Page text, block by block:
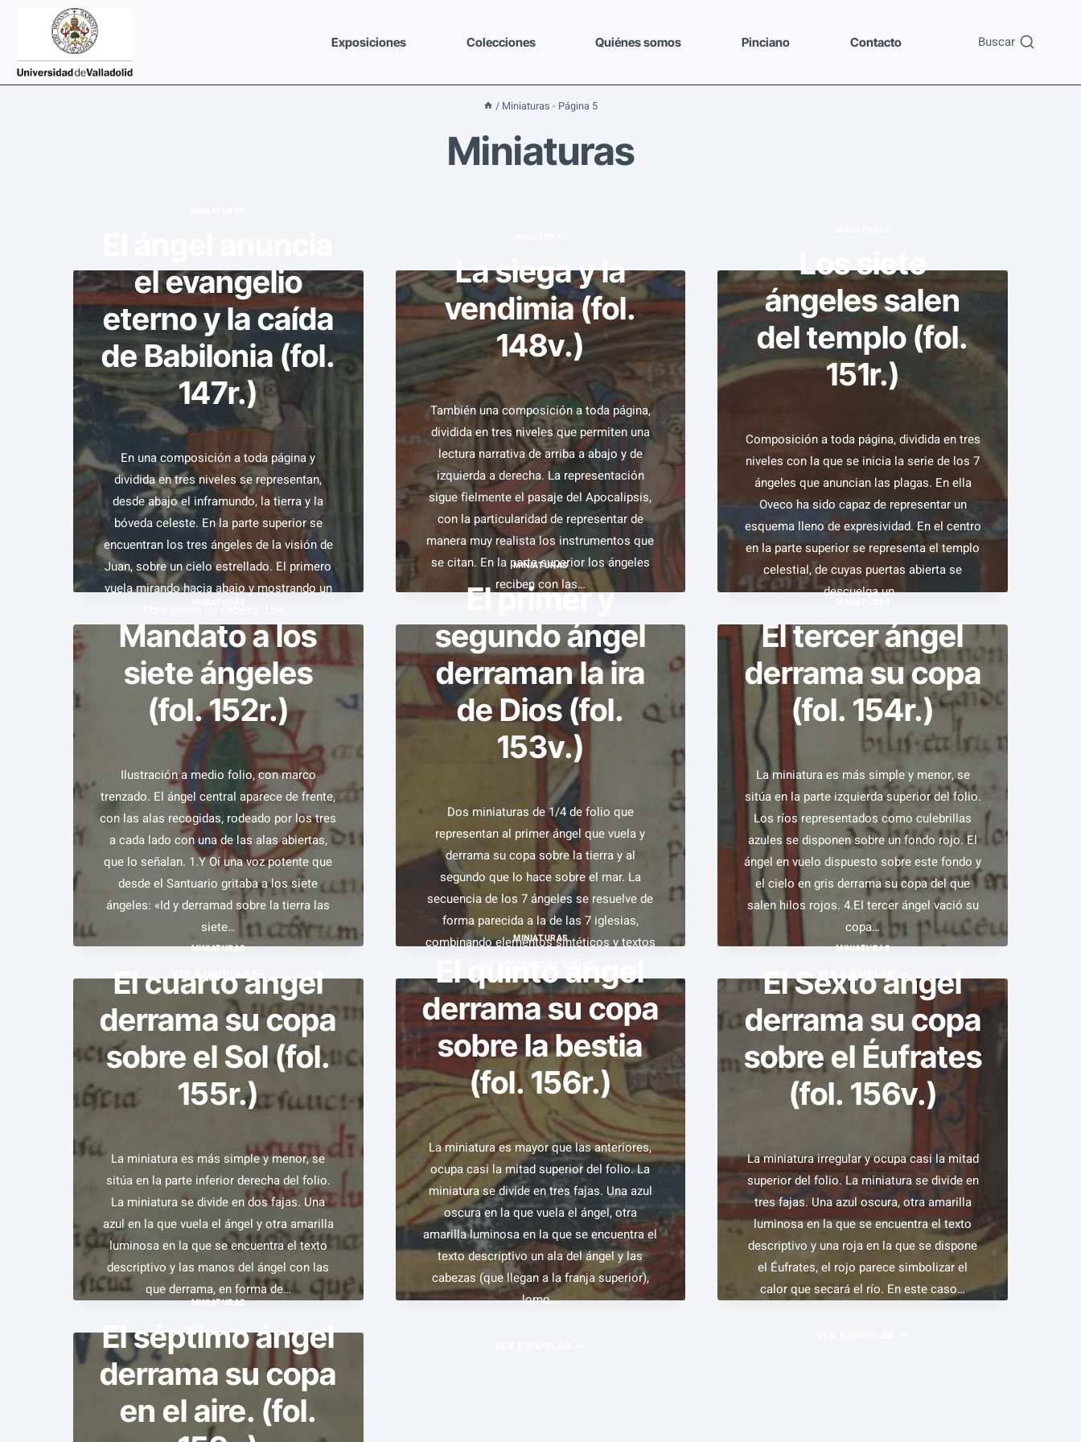
Exposiciones Colecciones Quiénes somos Pinciano Contacto Buscar
/ Miniaturas - Página 5
Miniaturas
el evangelio
eterno y la caída
de Babilonia (fol.
147r.)
En una composición a toda página y
dividida en tres niveles se representan,
desde abajo el inframundo, la tierra y la
bóveda celeste. En la parte superior se
encuentran los tres ángeles de la visión de
Juan, sobre un cielo estrellado. El primero
vuela mirando hacia abajo y mostrando un
VER EJEMPLAR
ÁNGEL
ANUNCIA
EL
EVANGELIO
ETERNO
Y
LA
CAÍDA
DE
BABILONIA
(FOL.
La siega y la
vendimia (fol.
148v.)
También una composición a toda página,
dividida en tres niveles que permiten una
lectura narrativa de arriba a abajo y de
izquierda a derecha. La representación
sigue fielmente el pasaje del Apocalipsis,
con la particularidad de representar de
manera muy realista los instrumentos que
se citan. En la parte superior los ángeles
reciben con las…
VER EJEMPLARLA
SIEGA
Y
LA
VENDIMIA
(FOL.
148V.)
Los siete
ángeles salen
del templo (fol.
151r.)
Composición a toda página, dividida en tres
niveles con la que se inicia la serie de los 7
ángeles que anuncian las plagas. En ella
Oveco ha sido capaz de representar un
esquema lleno de expresividad. En el centro
en la parte superior se representa el templo
celestial, de cuyas puertas abierta se
descuelga un…
VER EJEMPLARLOS
SIETE
ÁNGELES
SALEN
DEL
TEMPLO
(FOL.
151R.)
Mandato a los
siete ángeles
(fol. 152r.)
Ilustración a medio folio, con marco
trenzado. El ángel central aparece de frente,
con las alas recogidas, rodeado por los tres
a cada lado con una de las alas abiertas,
que lo señalan. 1.Y Oí una voz potente que
desde el Santuario gritaba a los siete
ángeles: «Id y derramad sobre la tierra las
siete…
A
LOS
ÁNGELES
(FOL.
152R.)
MINIATURAS
El primer y
segundo ángel
derraman la ira
de Dios (fol.
153v.)
Dos miniaturas de 1/4 de folio que
representan al primer ángel que vuela y
derrama su copa sobre la tierra y al
segundo que lo hace sobre el mar. La
secuencia de los 7 ángeles se resuelve de
forma parecida a la de las 7 iglesias,
combinando elementos sintéticos y textos
VER EJEMPLAR
PRIMER
Y
SEGUNDO
ÁNGEL
DERRAMAN
LA
IRA
DE
DIOS
153V.)
El tercer ángel
derrama su copa
(fol. 154r.)
La miniatura es más simple y menor, se
sitúa en la parte izquierda superior del folio.
Los ríos representados como culebrillas
azules se disponen sobre un fondo rojo. El
ángel en vuelo dispuesto sobre este fondo y
el cielo en gris derrama su copa del que
salen hilos rojos. 4.El tercer ángel vació su
copa…
TERCER
ÁNGEL
SU
COPA
(FOL.
MINIATURAS
El cuarto ángel
derrama su copa
sobre el Sol (fol.
155r.)
La miniatura es más simple y menor, se
sitúa en la parte inferior derecha del folio.
La miniatura se divide en dos fajas. Una
azul en la que vuela el ángel y otra amarilla
luminosa en la que se encuentra el texto
descriptivo y las manos del ángel con las
que derrama, en forma de…
VER EJEMPLAREL
ÁNGEL
DERRAMA
SU
MINIATURAS
El quinto ángel
derrama su copa
sobre la bestia
(fol. 156r.)
La miniatura es mayor que las anteriores,
ocupa casi la mitad superior del folio. La
miniatura se divide en tres fajas. Una azul
oscura en la que vuela el ángel, otra
amarilla luminosa en la que se encuentra el
texto descriptivo un ala del ángel y las
cabezas (que llegan a la franja superior),
lomo…
MINIATURAS
El Sexto ángel
derrama su copa
sobre el Éufrates
(fol. 156v.)
La miniatura irregular y ocupa casi la mitad
superior del folio. La miniatura se divide en
tres fajas. Una azul oscura, otra amarilla
luminosa en la que se encuentra el texto
descriptivo y una roja en la que se dispone
el Éufrates, el rojo parece simbolizar el
calor que secará el río. En este caso…
MINIATURAS
El séptimo ángel
derrama su copa
en el aire. (fol.